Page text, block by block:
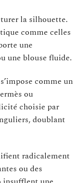
la silhouette.
comme celles
une
une blouse fluide.
comme un
ou
choisie par
doublant
radicalement
ou des